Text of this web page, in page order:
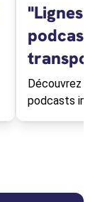
"Lignes
Découvrez
podcasts
vers la
les articles